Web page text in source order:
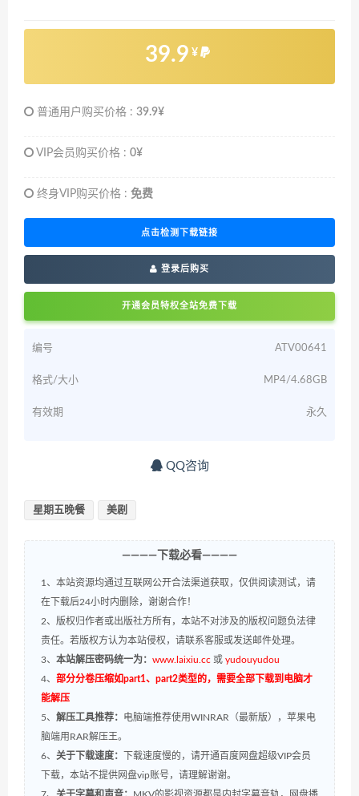
39.9 ¥
普通用户购买价格 : 39.9¥
VIP会员购买价格 : 0¥
终身VIP购买价格 : 免费
点击检测下载链接
登录后购买
开通会员特权全站免费下载
编号 ATV00641
格式/大小 MP4/4.68GB
有效期 永久
QQ咨询
星期五晚餐 美剧
————下载必看————
1、本站资源均通过互联网公开合法渠道获取，仅供阅读测试，请
在下载后24小时内删除，谢谢合作！
2、版权归作者或出版社方所有，本站不对涉及的版权问题负法律
责任。若版权方认为本站侵权，请联系客服或发送邮件处理。
3、 本站解压密码统一为： www.laixiu.cc 或 yudouyudou
4、 部分分卷压缩如part1、part2类型的，需要全部下载到电脑才
能解压
5、 解压工具推荐： 电脑端推荐使用WINRAR（最新版），苹果电
脑端用RAR解压王。
6、 关于下载速度：
下载速度慢的，请开通百度网盘超级VIP会员
下载，本站不提供网盘vip账号，请理解谢谢。